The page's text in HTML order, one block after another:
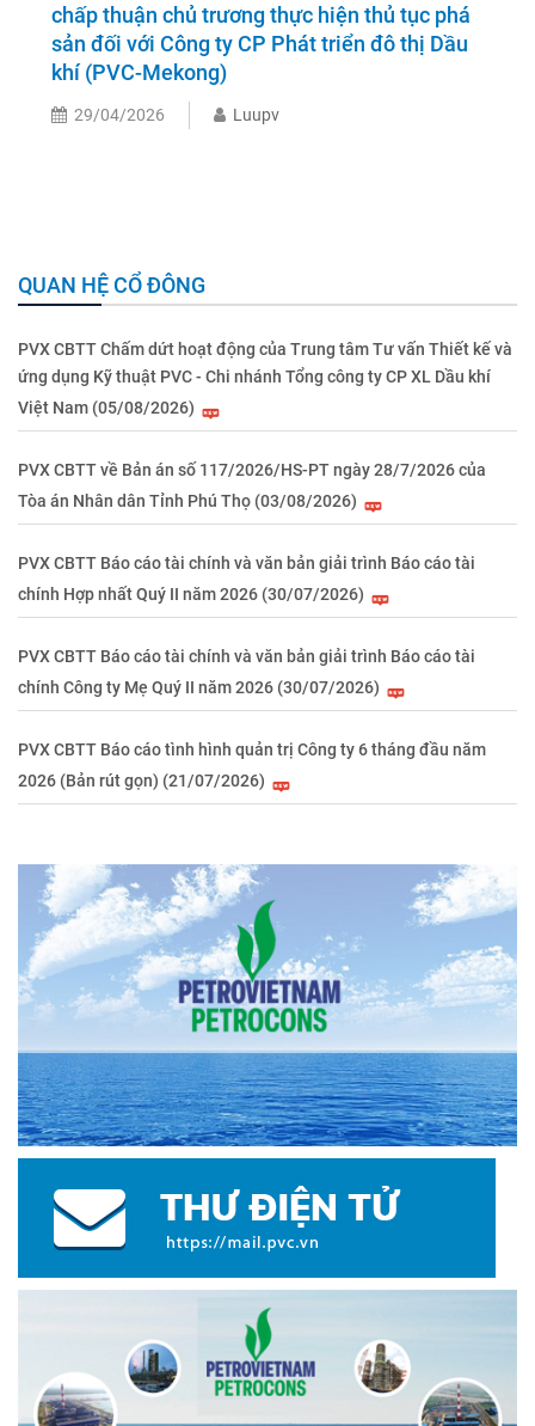
chấp thuận chủ trương thực hiện thủ tục phá
sản đối với Công ty CP Phát triển đô thị Dầu
khí (PVC-Mekong)
29/04/2026 Luupv
QUAN HỆ CỔ ĐÔNG
PVX CBTT Chấm dứt hoạt động của Trung tâm Tư vấn Thiết kế và
ứng dụng Kỹ thuật PVC - Chi nhánh Tổng công ty CP XL Dầu khí
Việt Nam (05/08/2026)
PVX CBTT về Bản án số 117/2026/HS-PT ngày 28/7/2026 của
Tòa án Nhân dân Tỉnh Phú Thọ (03/08/2026)
PVX CBTT Báo cáo tài chính và văn bản giải trình Báo cáo tài
chính Hợp nhất Quý II năm 2026 (30/07/2026)
PVX CBTT Báo cáo tài chính và văn bản giải trình Báo cáo tài
chính Công ty Mẹ Quý II năm 2026 (30/07/2026)
PVX CBTT Báo cáo tình hình quản trị Công ty 6 tháng đầu năm
2026 (Bản rút gọn) (21/07/2026)